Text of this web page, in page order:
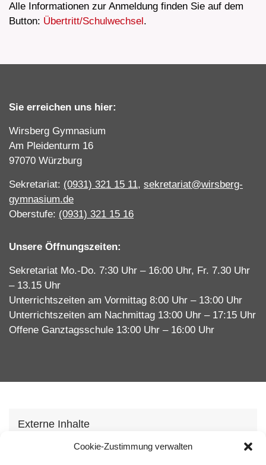
Cookie-Zustimmung verwalten
Alle Informationen zur Anmeldung finden Sie auf dem
Button: Übertritt/Schulwechsel.
Sie erreichen uns hier:
Wirsberg Gymnasium
Am Pleidenturm 16
97070 Würzburg
Sekretariat: (0931) 321 15 11, sekretariat@wirsberg-
gymnasium.de
Oberstufe: (0931) 321 15 16
Unsere Öffnungszeiten:
Sekretariat Mo.-Do. 7:30 Uhr – 16:00 Uhr, Fr. 7.30 Uhr
– 13.15 Uhr
Unterrichtszeiten am Vormittag 8:00 Uhr – 13:00 Uhr
Unterrichtszeiten am Nachmittag 13:00 Uhr – 17:15 Uhr
Offene Ganztagsschule 13:00 Uhr – 16:00 Uhr
Externe Inhalte
Wir verwenden auf unserer Webseite externe